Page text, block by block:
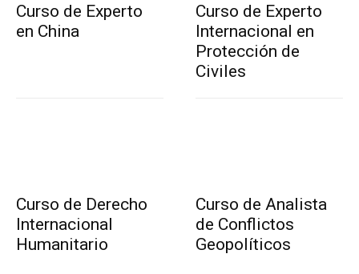
Curso de Experto
en China
Curso de Experto
Internacional en
Protección de
Civiles
Curso de Derecho
Internacional
Humanitario
Curso de Analista
de Conflictos
Geopolíticos